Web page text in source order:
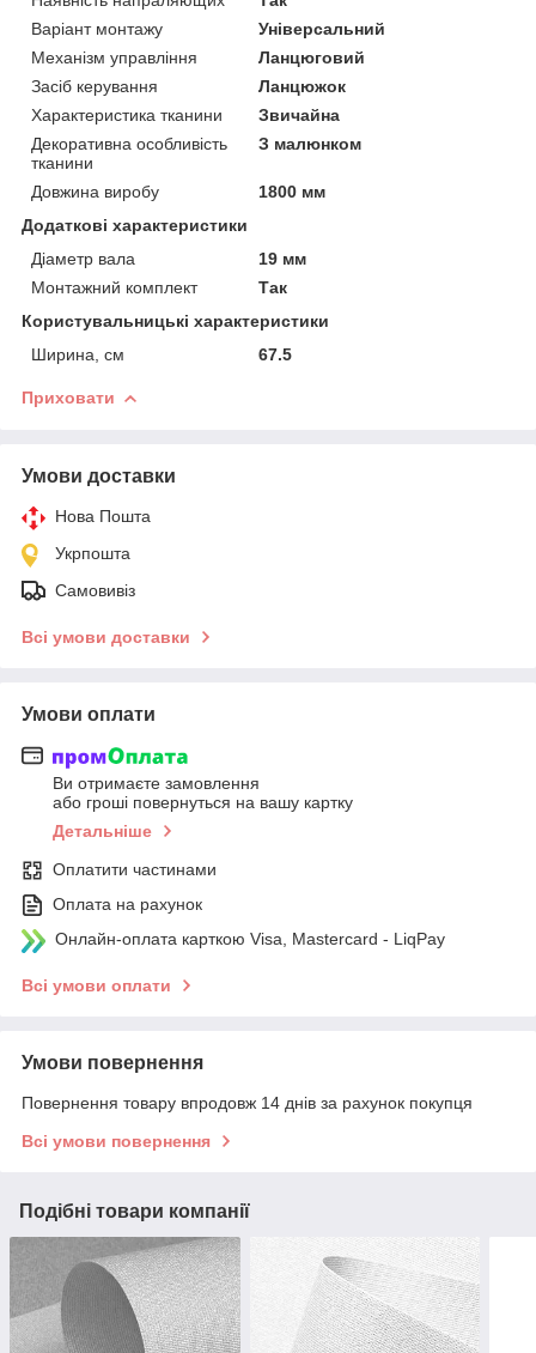
Варіант монтажу
Універсальний
Механізм управління
Ланцюговий
Засіб керування
Ланцюжок
Характеристика тканини
Звичайна
Декоративна особливість
тканини
З малюнком
Довжина виробу
1800 мм
Додаткові характеристики
Діаметр вала
19 мм
Монтажний комплект
Так
Користувальницькі характеристики
Ширина, см
67.5
Приховати
Умови доставки
Нова Пошта
Укрпошта
Самовивіз
Всі умови доставки
Умови оплати
Ви отримаєте замовлення
або гроші повернуться на вашу картку
Детальніше
Оплатити частинами
Оплата на рахунок
Онлайн-оплата карткою Visa, Mastercard - LiqPay
Всі умови оплати
Умови повернення
Повернення товару впродовж 14 днів за рахунок покупця
Всі умови повернення
Подібні товари компанії